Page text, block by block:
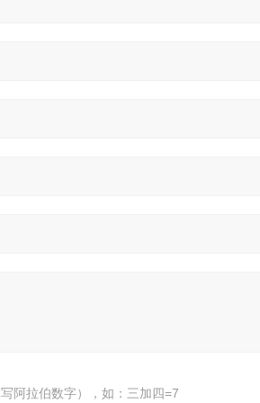
阿拉伯数字），如：三加四=7